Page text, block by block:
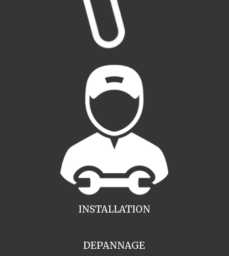
INSTALLATION
DEPANNAGE